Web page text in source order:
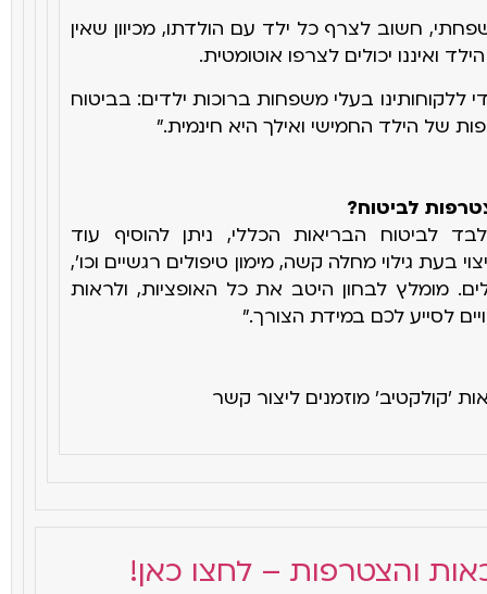
חשוב לצרף כל ילד עם הולדתו, מכיוון שאין
ואיננו יכולים לצרפו אוטומטית.
ללקוחותינו בעלי משפחות ברוכות ילדים: בביטוח
של הילד החמישי ואילך היא חינמית".
לביטוח?
לביטוח הבריאות הכללי, ניתן להוסיף עוד
בעת גילוי מחלה קשה, מימון טיפולים רגשיים וכו',
מומלץ לבחון היטב את כל האופציות, ולראות
לסייע לכם במידת הצורך".
'קולקטיב' מוזמנים ליצור קשר
והצטרפות – לחצו כאן!